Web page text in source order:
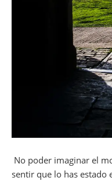
No poder imaginar el
sentir que lo has estado